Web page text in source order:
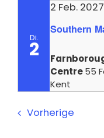
Di.
2
Southern
2 Feb. 2027
Centre55
Kent
Vorherige